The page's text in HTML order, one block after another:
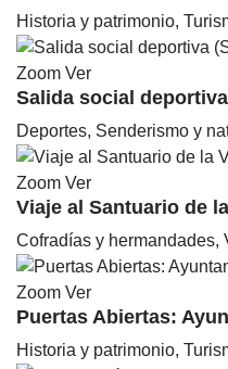
Historia y patrimonio,
Zoom Ver
Salida social
Deportes, Senderismo y
Zoom Ver
Viaje al Santuario de
Cofradías y hermandades,
Zoom Ver
Puertas Abiertas:
Historia y patrimonio,